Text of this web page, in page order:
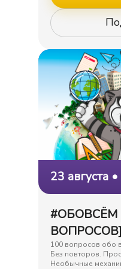
23 августа
#ОБОВСЁМ
ВОПРОСОВ]
100 вопросов обо
Без повторов.
Необычные